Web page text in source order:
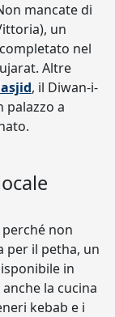
mancate di
un
nel
Altre
, il Diwan-i-
palazzo a
non
per il petha, un
in
la cucina
kebab e i